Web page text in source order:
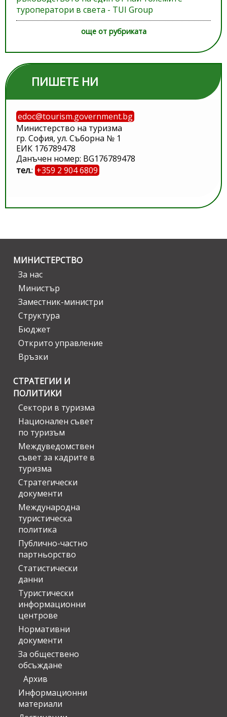
туроператори в света - TUI Group
още от рубриката
ПИШЕТЕ НИ
edoc@tourism.government.bg
Министерство на туризма
гр. София, ул. Съборна № 1
ЕИК 176789478
Данъчен номер: BG176789478
тел.: +359 2 904 6809
МИНИСТЕРСТВО
За нас
Министър
Заместник-министри
Структура
Бюджет
Открито управление
Връзки
СТРАТЕГИИ И
ПОЛИТИКИ
Сектори в туризма
Национален съвет
по туризъм
Междуведомствен
съвет за кадрите в
туризма
Стратегически
документи
Международна
туристическа
политика
Публично-частно
партньорство
Статистически
данни
Туристически
информационни
центрове
Нормативни
документи
За обществено
обсъждане
Архив
Информационни
материали